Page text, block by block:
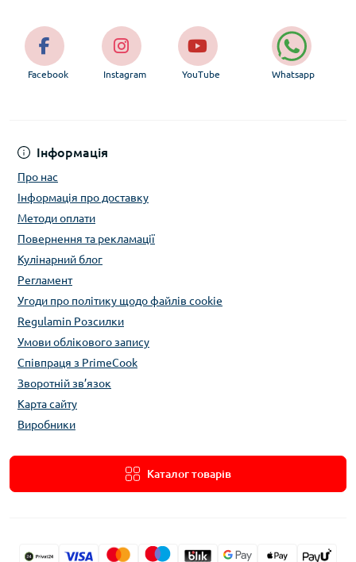
Інформація
Про нас
Інформація про доставку
Методи оплати
Повернення та рекламації
Кулінарний блог
Регламент
Угоди про політику щодо файлів cookie
Regulamin Розсилки
Умови облікового запису
Співпраця з PrimeCook
Зворотній зв’язок
Карта сайту
Виробники
Каталог товарів
Facebook Instagram YouTube Whatsapp